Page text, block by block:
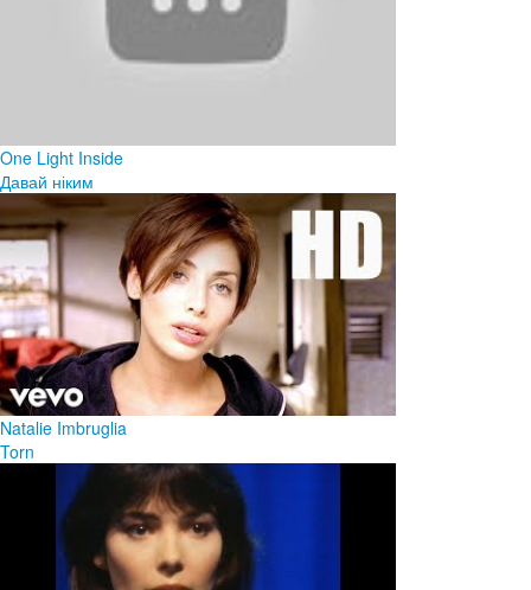
One Light Inside
Давай ніким
Natalie Imbruglia
Torn